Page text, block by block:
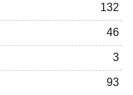
132
46
3
93